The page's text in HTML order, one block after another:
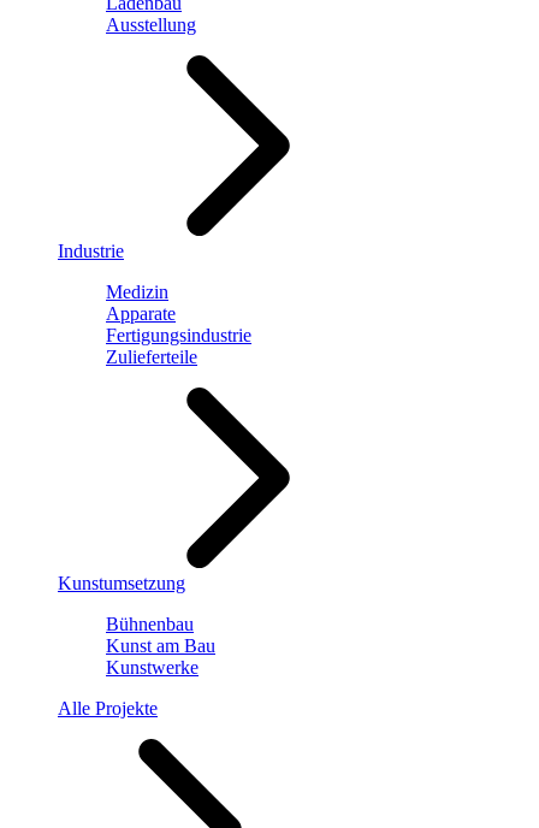
Ausstellung
Industrie
Medizin
Apparate
Fertigungsindustrie
Zulieferteile
Kunstumsetzung
Bühnenbau
Kunst am Bau
Kunstwerke
Alle Projekte